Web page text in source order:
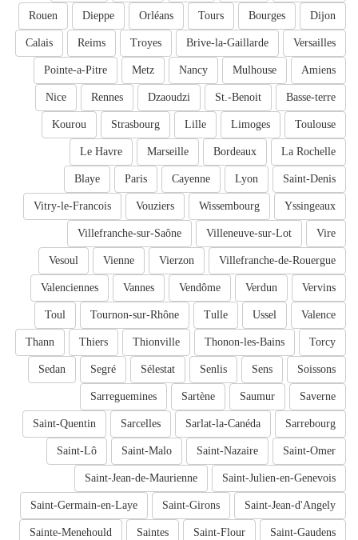
Dijon
Bourges
Tours
Orléans
Dieppe
Rouen
Versailles
Brive-la-Gaillarde
Troyes
Reims
Calais
Amiens
Mulhouse
Nancy
Metz
Pointe-a-Pitre
Basse-terre
St.-Benoit
Dzaoudzi
Rennes
Nice
Toulouse
Limoges
Lille
Strasbourg
Kourou
La Rochelle
Bordeaux
Marseille
Le Havre
Saint-Denis
Lyon
Cayenne
Paris
Blaye
Yssingeaux
Wissembourg
Vouziers
Vitry-le-Francois
Vire
Villeneuve-sur-Lot
Villefranche-sur-Saône
Villefranche-de-Rouergue
Vierzon
Vienne
Vesoul
Vervins
Verdun
Vendôme
Vannes
Valenciennes
Valence
Ussel
Tulle
Tournon-sur-Rhône
Toul
Torcy
Thonon-les-Bains
Thionville
Thiers
Thann
Soissons
Sens
Senlis
Sélestat
Segré
Sedan
Saverne
Saumur
Sartène
Sarreguemines
Sarrebourg
Sarlat-la-Canéda
Sarcelles
Saint-Quentin
Saint-Omer
Saint-Nazaire
Saint-Malo
Saint-Lô
Saint-Julien-en-Genevois
Saint-Jean-de-Maurienne
Saint-Jean-d'Angely
Saint-Girons
Saint-Germain-en-Laye
Saint-Gaudens
Saint-Flour
Saintes
Sainte-Menehould